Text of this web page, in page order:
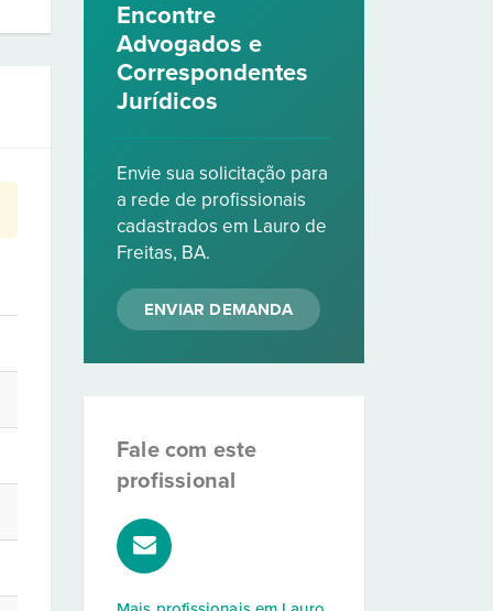
Encontre
Advogados e
Correspondentes
Jurídicos
Envie sua solicitação para
a rede de profissionais
cadastrados em Lauro de
Freitas, BA.
ENVIAR DEMANDA
Fale com este
profissional